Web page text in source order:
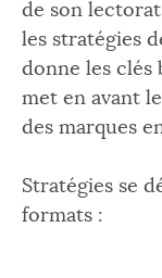
de son
les stratégies
donne les clés
met en avant
des marques
Stratégies se
formats :